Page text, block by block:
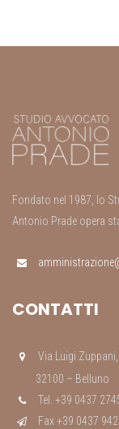
Fondato nel 1987, lo
Antonio Prade opera
CONTATTI
Via Luigi
32100 – Belluno
Tel. +39 0437
Fax +39 0437